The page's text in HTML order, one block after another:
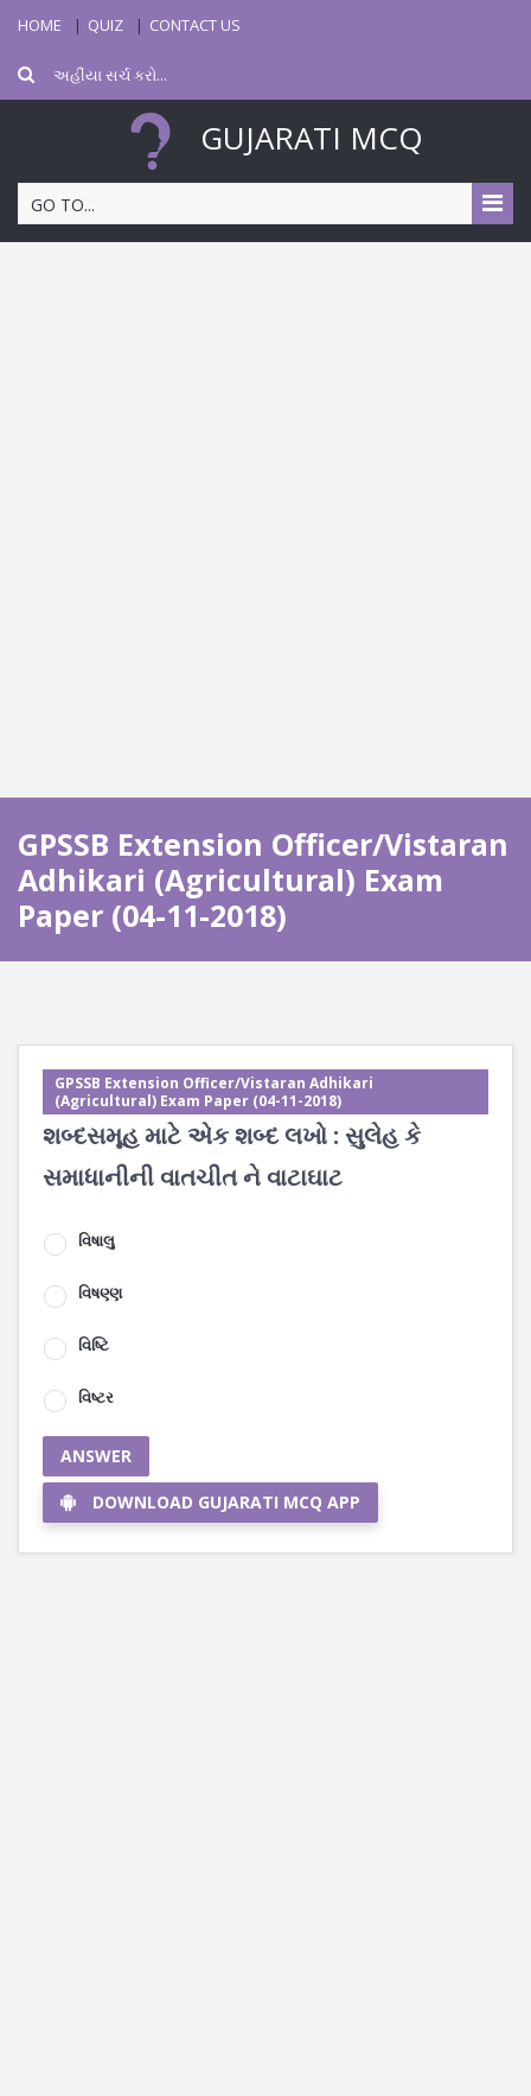
HOME QUIZ CONTACT US
GUJARATI MCQ
GO TO...
GPSSB Extension Officer/Vistaran
Adhikari (Agricultural) Exam
Paper (04-11-2018)
GPSSB Extension Officer/Vistaran Adhikari
(Agricultural) Exam Paper (04-11-2018)
શબ્દસમૂહ માટે એક શબ્દ લખો : સુલેહ કે
સમાધાનીની વાતચીત ને વાટાઘાટ
વિષાલુ
વિષણ્ણ
વિષ્ટિ
વિષ્ટર
ANSWER
DOWNLOAD GUJARATI MCQ APP